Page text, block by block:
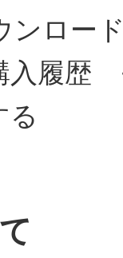
ンロー
履歴